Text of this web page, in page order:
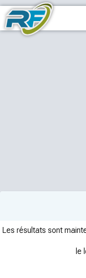
Les résultats sont
le